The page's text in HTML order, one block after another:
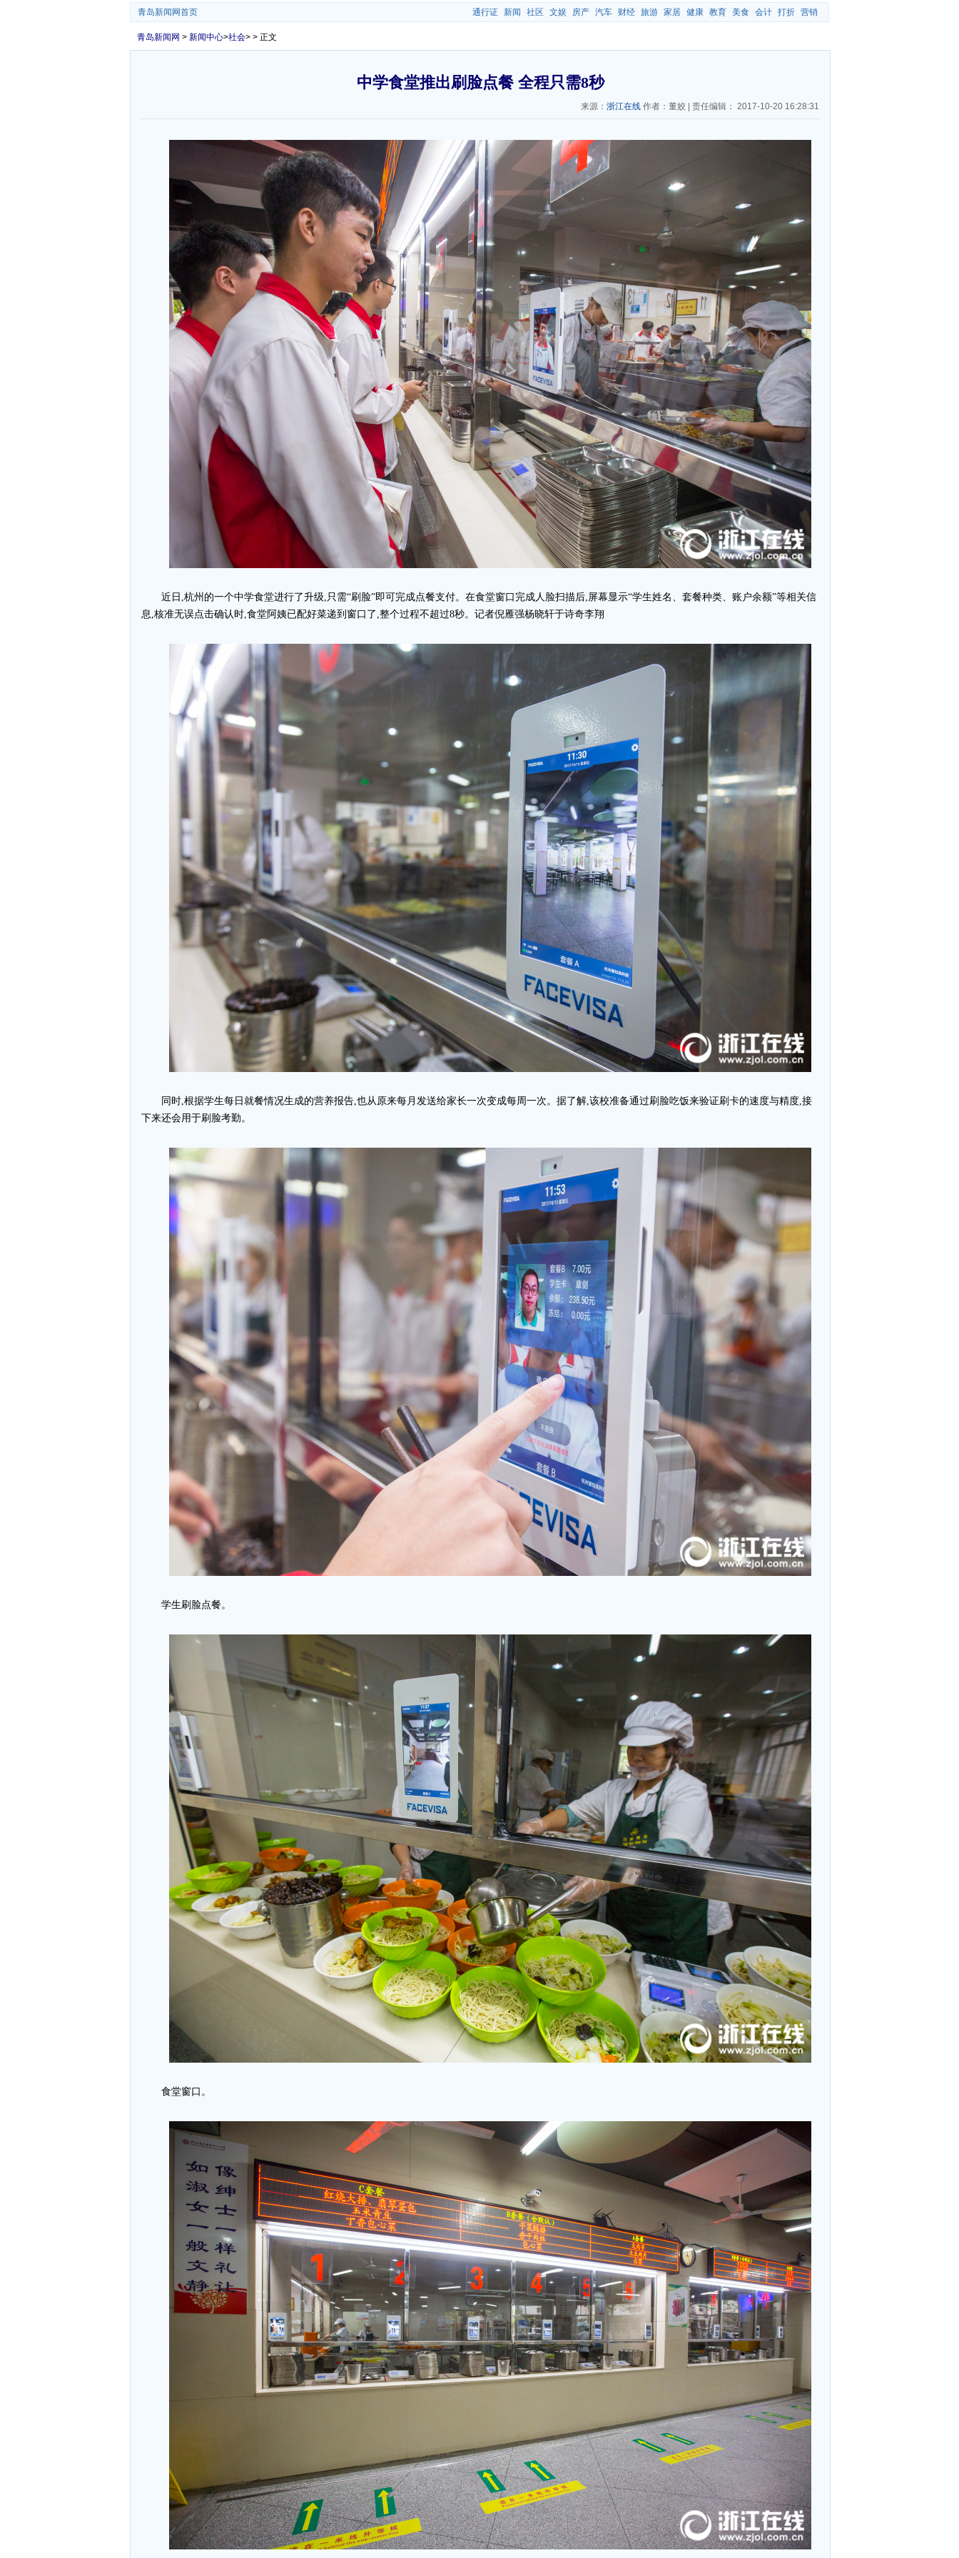
青岛新闻网首页 通行证 新闻 社区 文娱 房产 汽车 财经 旅游 家居 健康 教育 美食 会计 打折 营销
青岛新闻网 > 新闻中心>社会> > 正文
中学食堂推出刷脸点餐 全程只需8秒
来源： 浙江在线 作者：董姣 责任编辑： 2017-10-20 16:28:31
近日,杭州的一个中学食堂进行了升级,只需“刷脸”即可完成点餐支付。在食堂窗口完成人脸扫描后,屏幕显示“学生姓名、套餐种类、账户余额”等相关信
息,核准无误点击确认时,食堂阿姨已配好菜递到窗口了,整个过程不超过8秒。记者倪雁强杨晓轩于诗奇李翔
同时,根据学生每日就餐情况生成的营养报告,也从原来每月发送给家长一次变成每周一次。据了解,该校准备通过刷脸吃饭来验证刷卡的速度与精度,接
下来还会用于刷脸考勤。
学生刷脸点餐。
食堂窗口。